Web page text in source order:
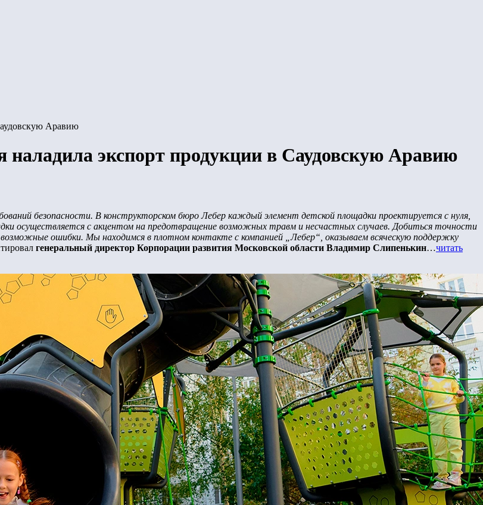
Аравию
экспорт продукции в Саудовскую Аравию
безопасности. В конструкторском бюро Лебер каждый элемент детской площадки проектируется с нуля,
осуществляется с акцентом на предотвращение возможных травм и несчастных случаев. Добиться точности
ошибки. Мы находимся в плотном контакте с компанией „Лебер“, оказываем всяческую поддержку
генеральный директор Корпорации развития Московской области Владимир Слипенькин…читать